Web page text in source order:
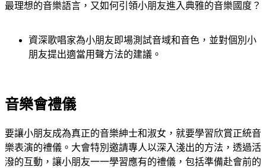
最理想的音樂語言，又如何引領小朋友進入典雅的音樂國度？
資深歌唱家為小朋友即場測試音域和音色，並對個別小
朋友提出適當用聲方法的建議。
音樂會禮儀
要讓小朋友成為真正的音樂紳士和淑女，就要學習欣賞正統音
樂表演的禮儀。大會特別邀請專人以深入淺出的方法，透過活
潑的互動，讓小朋友一一學習應有的禮儀，包括準備赴會前的